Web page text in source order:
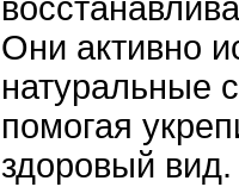
Они активно
натуральные
помогая
здоровый вид.